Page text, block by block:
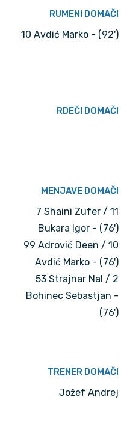
RUMENI DOMAČI
10 Avdić Marko - (92')
RDEČI DOMAČI
MENJAVE DOMAČI
7 Shaini Zufer / 11
Bukara Igor - (76')
99 Adrović Deen / 10
Avdić Marko - (76')
53 Strajnar Nal / 2
Bohinec Sebastjan -
(76')
TRENER DOMAČI
Jožef Andrej